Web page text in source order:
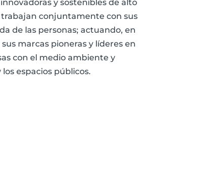
y sostenibles de alto
trabajan conjuntamente con sus
de las personas; actuando, en
marcas pioneras y líderes en
con el medio ambiente y
espacios públicos.